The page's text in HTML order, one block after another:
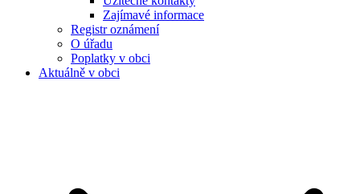
Zajímavé informace
Registr oznámení
O úřadu
Poplatky v obci
Aktuálně v obci